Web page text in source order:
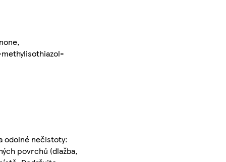
odolné nečistoty:
povrchů (dlažba,